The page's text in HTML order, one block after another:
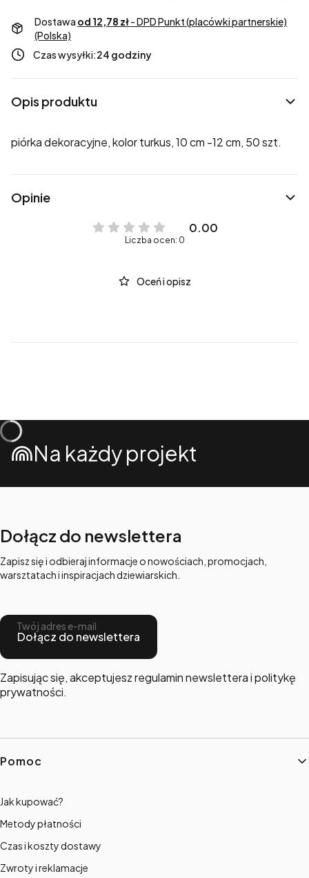
Dostawa od 12,78 zł- DPD Punkt (placówki partnerskie)
(Polska)
Czas wysyłki:24 godziny
Opis produktu
piórka dekoracyjne, kolor turkus, 10 cm -12 cm, 50 szt.
Opinie
0.00
Liczba ocen: 0
Oceń i opisz
Na każdy projekt
Dołącz do newslettera
Zapisz się i odbieraj informacje o nowościach, promocjach,
warsztatach i inspiracjach dziewiarskich.
Twój adres e-mail
Dołącz do newslettera
Zapisując się, akceptujesz regulamin newslettera i politykę
prywatności.
Linki w stopce
Pomoc
Jak kupować?
Metody płatności
Czas i koszty dostawy
Zwroty i reklamacje